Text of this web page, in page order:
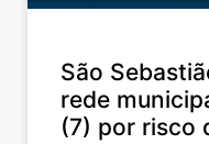
São
rede
(7) por risco